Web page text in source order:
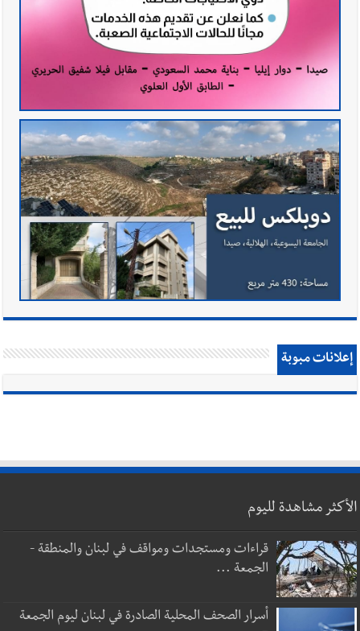
إعلانات مبوبة
الأكثر مشاهدة لليوم
قراءات ومستجدات ومواقف في لبنان والمنطقة -
الجمعة ...
أسرار الصحف المحلية الصادرة في لبنان ليوم الجمعة